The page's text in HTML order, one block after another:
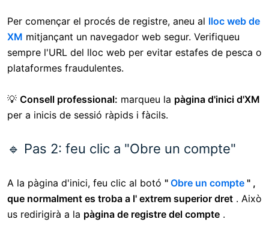
Per començar el procés de registre, aneu al lloc web de
XM mitjançant un navegador web segur. Verifiqueu
sempre l'URL del lloc web per evitar estafes de pesca o
plataformes fraudulentes.
💡 Consell professional: marqueu la pàgina d'inici d'XM
per a inicis de sessió ràpids i fàcils.
🔹 Pas 2: feu clic a "Obre un compte"
A la pàgina d'inici, feu clic al botó " Obre un compte " ,
que normalment es troba a l' extrem superior dret . Això
us redirigirà a la pàgina de registre del compte .